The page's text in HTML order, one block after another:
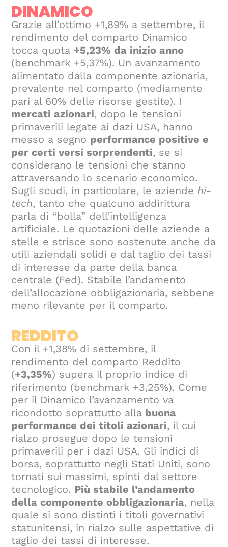
DINAMICO
Grazie all’ottimo +1,89% a settembre, il
rendimento del comparto Dinamico
tocca quota +5,23% da inizio anno
(benchmark +5,37%). Un avanzamento
alimentato dalla componente azionaria,
prevalente nel comparto (mediamente
pari al 60% delle risorse gestite). I
mercati azionari, dopo le tensioni
primaverili legate ai dazi USA, hanno
messo a segno performance positive e
per certi versi sorprendenti, se si
considerano le tensioni che stanno
attraversando lo scenario economico.
Sugli scudi, in particolare, le aziende hi-
tech, tanto che qualcuno addirittura
parla di “bolla” dell’intelligenza
artificiale. Le quotazioni delle aziende a
stelle e strisce sono sostenute anche da
utili aziendali solidi e dal taglio dei tassi
di interesse da parte della banca
centrale (Fed). Stabile l’andamento
dell’allocazione obbligazionaria, sebbene
meno rilevante per il comparto.
REDDITO
Con il +1,38% di settembre, il
rendimento del comparto Reddito
(+3,35%) supera il proprio indice di
riferimento (benchmark +3,25%). Come
per il Dinamico l’avanzamento va
ricondotto soprattutto alla buona
performance dei titoli azionari, il cui
rialzo prosegue dopo le tensioni
primaverili per i dazi USA. Gli indici di
borsa, soprattutto negli Stati Uniti, sono
tornati sui massimi, spinti dal settore
tecnologico. Più stabile l’andamento
della componente obbligazionaria, nella
quale si sono distinti i titoli governativi
statunitensi, in rialzo sulle aspettative di
taglio dei tassi di interesse.